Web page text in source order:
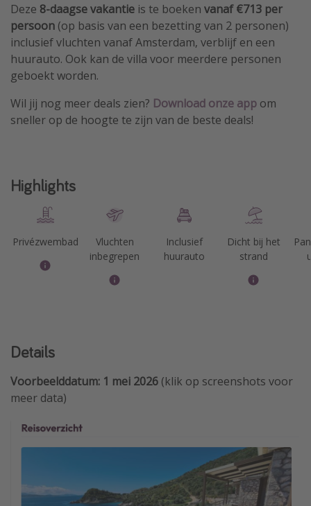
Deze 8-daagse vakantie is te boeken vanaf €713 per
persoon (op basis van een bezetting van 2 personen)
inclusief vluchten vanaf Amsterdam, verblijf en een
huurauto. Ook kan de villa voor meerdere personen
geboekt worden.
Wil jij nog meer deals zien? Download onze app om
sneller op de hoogte te zijn van de beste deals!
Highlights
Privézwembad
Vluchten
inbegrepen
Inclusief
huurauto
Dicht bij het
strand
Details
Voorbeelddatum: 1 mei 2026 (klik op screenshots voor
meer data)